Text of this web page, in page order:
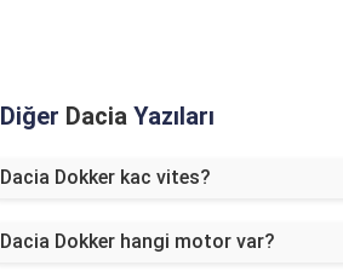
Diğer Dacia Yazıları
Dacia Dokker kac vites?
Dacia Dokker hangi motor var?